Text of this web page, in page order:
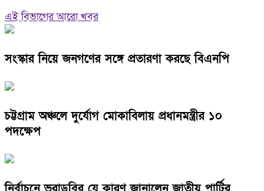
এই বিভাগের আরো খবর
সংস্কার নিয়ে জনগণের সঙ্গে প্রতারণা করছে বিএনপি
চট্টগ্রাম অঞ্চলে দুর্যোগ মোকাবিলায় প্রধানমন্ত্রীর ১০
পদক্ষেপ